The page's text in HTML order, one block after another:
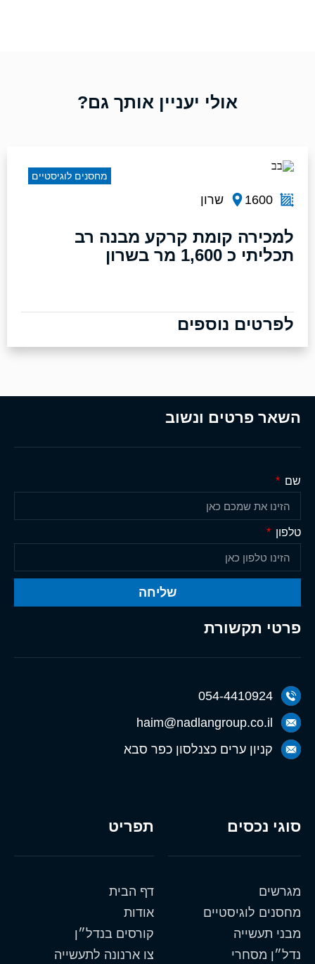
אולי יעניין אותך גם?
1600 שרון
למכירה קומת קרקע מבנה רב
תכליתי כ 1,600 מר בשרון
לפרטים נוספים
מחסנים לוגיסטיים
תפריט
דף הבית
אודות
קורסים בנדל״ן
צו ארנונה לתעשייה
סוגי נכסים
מגרשים
מחסנים לוגיסטיים
מבני תעשייה
נדל״ן מסחרי
פרטי תקשורת
054-4410924
haim@nadlangroup.co.il
קניון ערים כצנלסון כפר סבא
השאר פרטים ונשוב
שם
טלפון
שליחה